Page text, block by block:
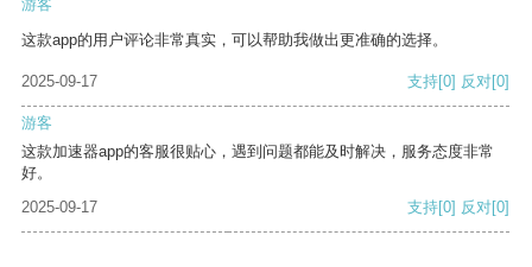
游客
这款app的用户评论非常真实，可以帮助我做出更准确的选择。
2025-09-17 支持[0] 反对[0]
游客
这款加速器app的客服很贴心，遇到问题都能及时解决，服务态度非常
好。
2025-09-17
支持[0] 反对[0]